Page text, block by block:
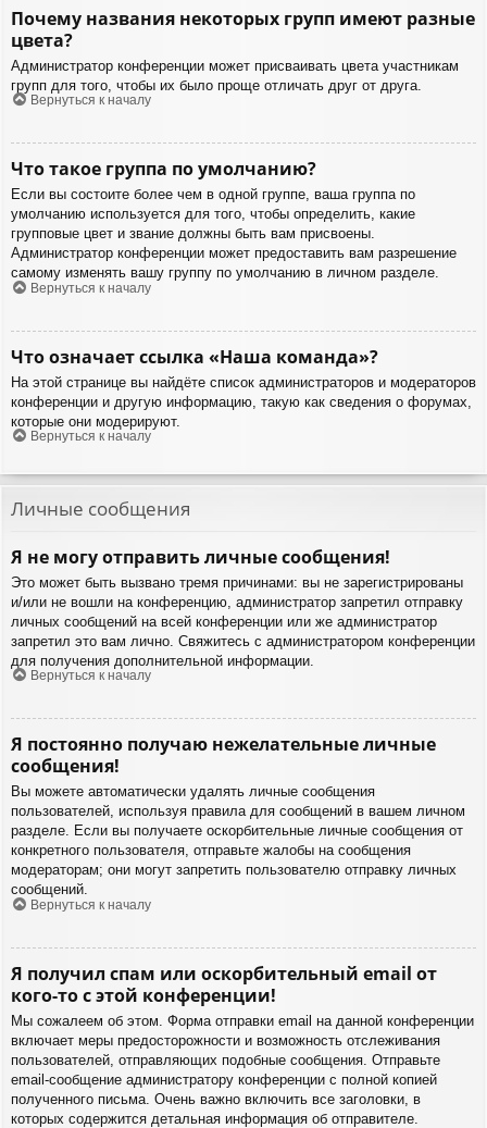
Почему названия некоторых групп имеют разные
цвета?
Администратор конференции может присваивать цвета участникам
групп для того, чтобы их было проще отличать друг от друга.
Вернуться к началу
Что такое группа по умолчанию?
Если вы состоите более чем в одной группе, ваша группа по
умолчанию используется для того, чтобы определить, какие
групповые цвет и звание должны быть вам присвоены.
Администратор конференции может предоставить вам разрешение
самому изменять вашу группу по умолчанию в личном разделе.
Вернуться к началу
Что означает ссылка «Наша команда»?
На этой странице вы найдёте список администраторов и модераторов
конференции и другую информацию, такую как сведения о форумах,
которые они модерируют.
Вернуться к началу
Личные сообщения
Я не могу отправить личные сообщения!
Это может быть вызвано тремя причинами: вы не зарегистрированы
и/или не вошли на конференцию, администратор запретил отправку
личных сообщений на всей конференции или же администратор
запретил это вам лично. Свяжитесь с администратором конференции
для получения дополнительной информации.
Вернуться к началу
Я постоянно получаю нежелательные личные
сообщения!
Вы можете автоматически удалять личные сообщения
пользователей, используя правила для сообщений в вашем личном
разделе. Если вы получаете оскорбительные личные сообщения от
конкретного пользователя, отправьте жалобы на сообщения
модераторам; они могут запретить пользователю отправку личных
сообщений.
Вернуться к началу
Я получил спам или оскорбительный email от
кого-то с этой конференции!
Мы сожалеем об этом. Форма отправки email на данной конференции
включает меры предосторожности и возможность отслеживания
пользователей, отправляющих подобные сообщения. Отправьте
email-сообщение администратору конференции с полной копией
полученного письма. Очень важно включить все заголовки, в
которых содержится детальная информация об отправителе.